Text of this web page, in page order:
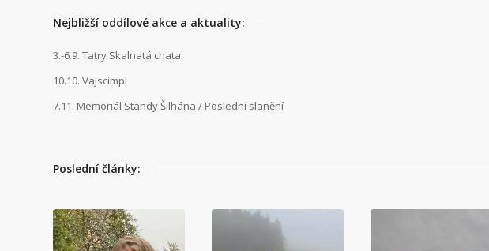
Nejbližší oddílové akce a aktuality:
3.-6.9. Tatry Skalnatá chata
10.10. Vajscimpl
7.11. Memoriál Standy Šilhána / Poslední slanění
Poslední články: